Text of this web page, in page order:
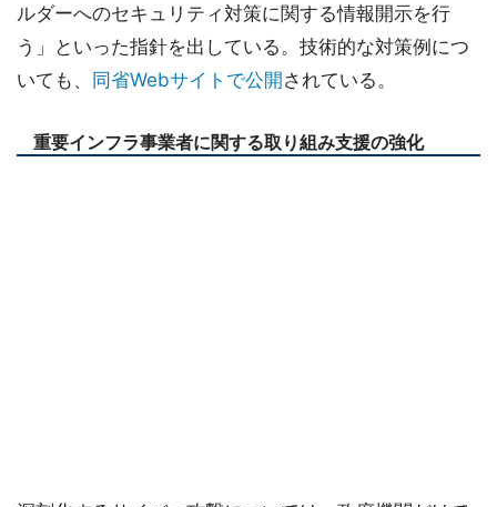
ルダーへのセキュリティ対策に関する情報開示を行
う」といった指針を出している。技術的な対策例につ
いても、 同省Webサイトで公開 されている。
重要インフラ事業者に関する取り組み支援の強化